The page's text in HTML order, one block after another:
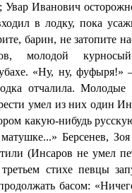
Иванович
в лодку, пока
барин, не затопите
молодой
«Ну, ну, фуфыря!»
отчалила. Молодые
умел из них один
какую-нибудь
Берсенев,
(Инсаров не умел
стихе певцы
басом: